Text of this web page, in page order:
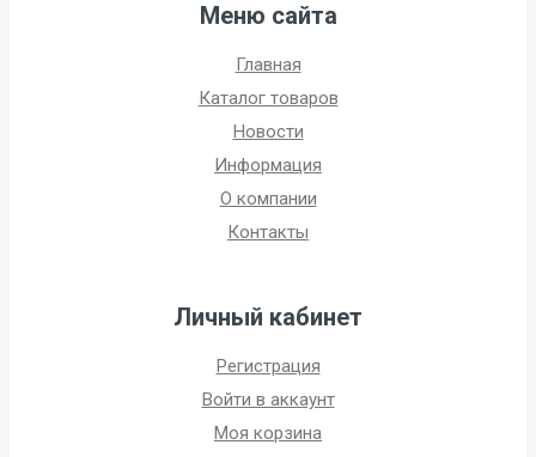
Меню сайта
Главная
Каталог товаров
Новости
Информация
О компании
Контакты
Личный кабинет
Регистрация
Войти в аккаунт
Моя корзина